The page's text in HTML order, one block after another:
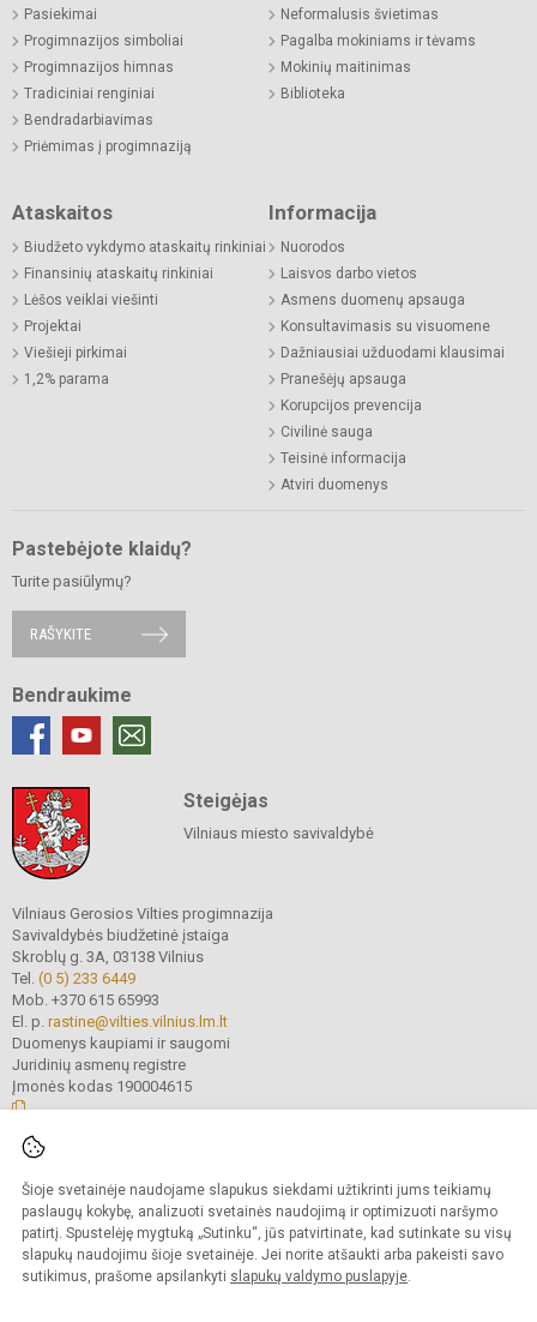
Šioje svetainėje naudojame slapukus siekdami užtikrinti jums teikiamų
paslaugų kokybę, analizuoti svetainės naudojimą ir optimizuoti naršymo
patirtį. Spustelėję mygtuką „Sutinku“, jūs patvirtinate, kad sutinkate su visų
slapukų naudojimu šioje svetainėje. Jei norite atšaukti arba pakeisti savo
sutikimus, prašome apsilankyti slapukų valdymo puslapyje.
Pasiekimai
Progimnazijos simboliai
Progimnazijos himnas
Tradiciniai renginiai
Bendradarbiavimas
Priėmimas į progimnaziją
Neformalusis švietimas
Pagalba mokiniams ir tėvams
Mokinių maitinimas
Biblioteka
Ataskaitos
Biudžeto vykdymo ataskaitų rinkiniai
Finansinių ataskaitų rinkiniai
Lėšos veiklai viešinti
Projektai
Viešieji pirkimai
1,2% parama
Informacija
Nuorodos
Laisvos darbo vietos
Asmens duomenų apsauga
Konsultavimasis su visuomene
Dažniausiai užduodami klausimai
Pranešėjų apsauga
Korupcijos prevencija
Civilinė sauga
Teisinė informacija
Atviri duomenys
Pastebėjote klaidų?
Turite pasiūlymų?
RAŠYKITE
Bendraukime
Steigėjas
Vilniaus miesto savivaldybė
Vilniaus Gerosios Vilties progimnazija
Savivaldybės biudžetinė įstaiga
Skroblų g. 3A, 03138 Vilnius
Tel. (0 5) 233 6449
Mob. +370 615 65993
El. p. rastine@vilties.vilnius.lm.lt
Duomenys kaupiami ir saugomi
Juridinių asmenų registre
Įmonės kodas 190004615
Kopijuoti turinį be raštiško progimnazijos administracijos sutikimo griežtai
draudžiama.
Prieinamumo paraiška Slapukų valdymas
Sumanus būdas atnaujinti